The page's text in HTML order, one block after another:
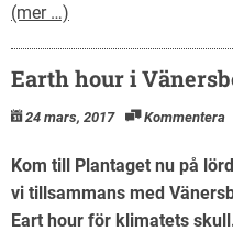
(mer …)
Earth hour i
24 mars, 2017 Kommentera
Kom till Plantaget nu på
vi tillsammans med
Eart hour för klimatets